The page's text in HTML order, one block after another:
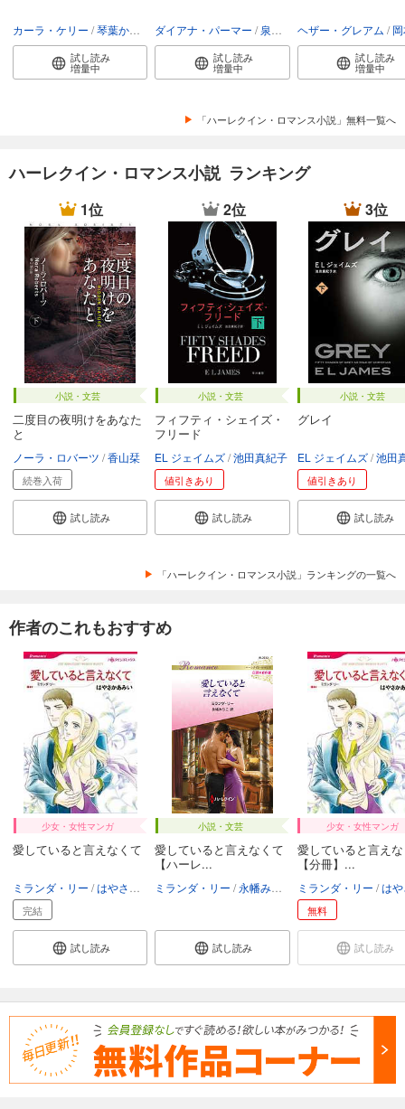
カーラ・ケリー 琴葉かいら
試し読み
増量中
ダイアナ・パーマー 泉智子
試し読み
増量中
ヘザー・グレアム
試し読み
増量中
「ハーレクイン・ロマンス小説」無料一覧へ
ハーレクイン・ロマンス小説 ランキング
1位
小説・文芸
二度目の夜明けをあなた
と
ノーラ・ロバーツ 香山栞
続巻入荷
試し読み
2位
小説・文芸
フィフティ・シェイズ・
フリード
EL ジェイムズ 池田真紀子
値引きあり
試し読み
3位
小説・文芸
グレイ
EL ジェイムズ 池田
値引きあり
試し読み
「ハーレクイン・ロマンス小説」ランキングの一覧へ
作者のこれもおすすめ
少女・女性マンガ
愛していると言えなくて
ミランダ・リー はやさかあみい
完結
試し読み
小説・文芸
愛していると言えなくて
【ハーレ...
ミランダ・リー 永幡みちこ
試し読み
少女・女性マンガ
愛していると言え
【分冊】...
ミランダ・リー はやさか
無料
試し読み